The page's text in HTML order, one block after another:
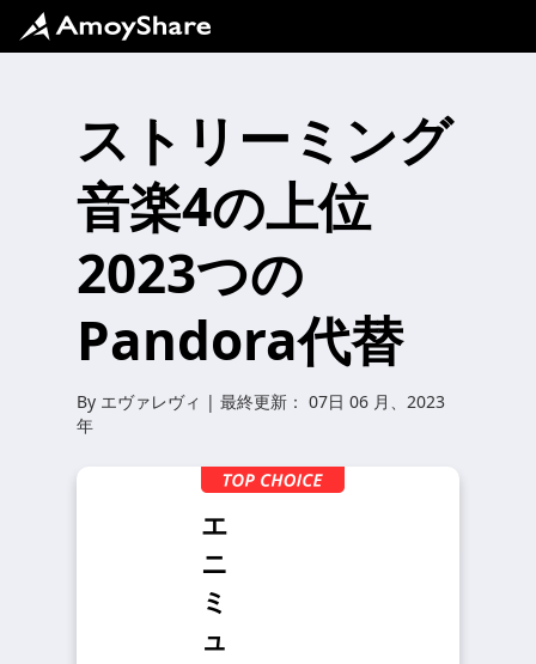
ストリーミング
音楽4の上位
2023つの
Pandora代替
By エヴァレヴィ | 最終更新： 07日 06 月、2023
年
エ
ニ
ミ
ュ